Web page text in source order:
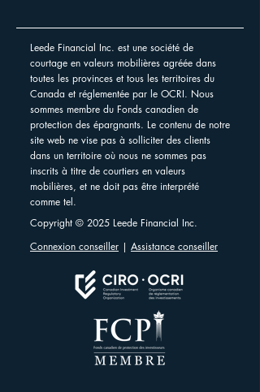
Leede Financial Inc. est une société de
courtage en valeurs mobilières agréée dans
toutes les provinces et tous les territoires du
Canada et réglementée par le OCRI. Nous
sommes membre du Fonds canadien de
protection des épargnants. Le contenu de notre
site web ne vise pas à solliciter des clients
dans un territoire où nous ne sommes pas
inscrits à titre de courtiers en valeurs
mobilières, et ne doit pas être interprété
comme tel.
Copyright © 2025 Leede Financial Inc.
Connexion conseiller | Assistance conseiller